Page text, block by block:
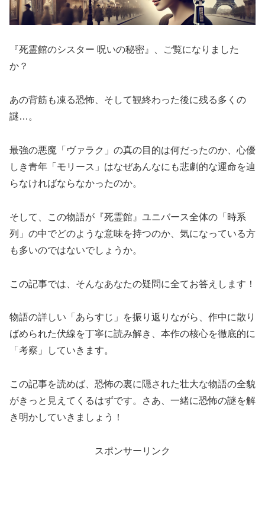
『死霊館のシスター 呪いの秘密』、ご覧になりました
か？
あの背筋も凍る恐怖、そして観終わった後に残る多くの
謎…。
最強の悪魔「ヴァラク」の真の目的は何だったのか、心優
しき青年「モリース」はなぜあんなにも悲劇的な運命を辿
らなければならなかったのか。
そして、この物語が『死霊館』ユニバース全体の「時系
列」の中でどのような意味を持つのか、気になっている方
も多いのではないでしょうか。
この記事では、そんなあなたの疑問に全てお答えします！
物語の詳しい「あらすじ」を振り返りながら、作中に散り
ばめられた伏線を丁寧に読み解き、本作の核心を徹底的に
「考察」していきます。
この記事を読めば、恐怖の裏に隠された壮大な物語の全貌
がきっと見えてくるはずです。さあ、一緒に恐怖の謎を解
き明かしていきましょう！
スポンサーリンク